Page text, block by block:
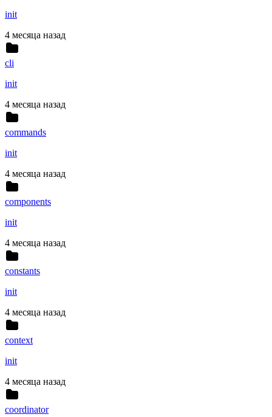
init
4 месяца назад
cli
init
4 месяца назад
commands
init
4 месяца назад
components
init
4 месяца назад
constants
init
4 месяца назад
context
init
4 месяца назад
coordinator